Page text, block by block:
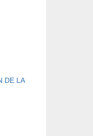
DE LA